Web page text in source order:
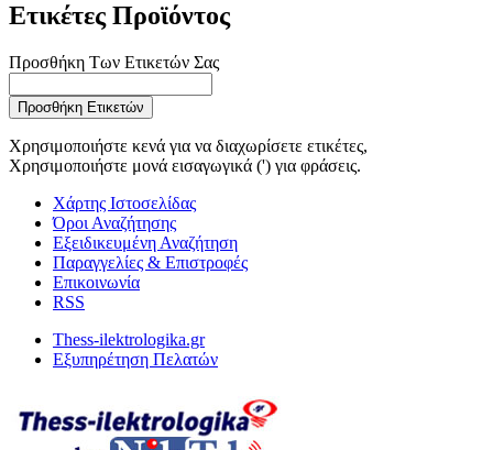
Ετικέτες Προϊόντος
Προσθήκη Των Ετικετών Σας
Προσθήκη Ετικετών
Χρησιμοποιήστε κενά για να διαχωρίσετε ετικέτες,
Χρησιμοποιήστε μονά εισαγωγικά (') για φράσεις.
Χάρτης Ιστοσελίδας
Όροι Αναζήτησης
Εξειδικευμένη Αναζήτηση
Παραγγελίες & Επιστροφές
Επικοινωνία
RSS
Thess-ilektrologika.gr
Εξυπηρέτηση Πελατών